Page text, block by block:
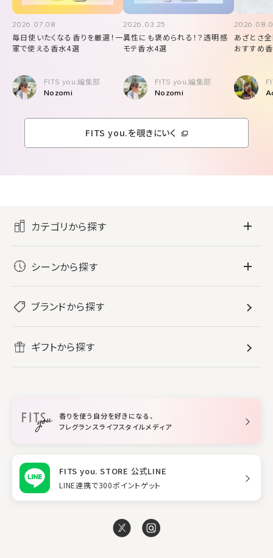
2026.07.08
毎日使いたくなる香りを厳選！一
軍で使える香水4選
FITS you.編集部
Nozomi
2026.03.25
異性にも褒められる！？透明感
モテ香水4選
FITS you.編集部
Nozomi
あざとさ
おすすめ
FITS you.を覗きにいく
カテゴリから探す
レディース香水
メンズ香水
ボディミスト・スプレー
バス・ボディケア
すべてのバス・ボディケア
ボディ・ハンドクリーム
入浴剤
ホームフレグランス
ルームフレグランス
スタイリング
シーンから探す
リフレッシュしたい
ブランドから探す
ギフトから探す
香りを使う自分を好きになる、
フレグランスライフスタイルメディア
FITS you. STORE 公式LINE
LINE連携で300ポイントゲット